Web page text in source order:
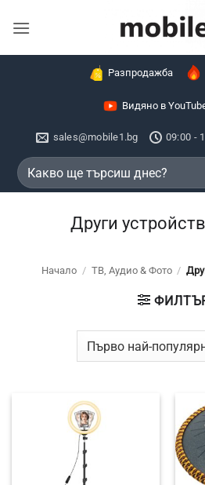
Разпродажба
Видяно в
sales@mobile1.bg 09:00 -
Търсене
за:
Други
Начало / ТВ, Аудио & Фото /